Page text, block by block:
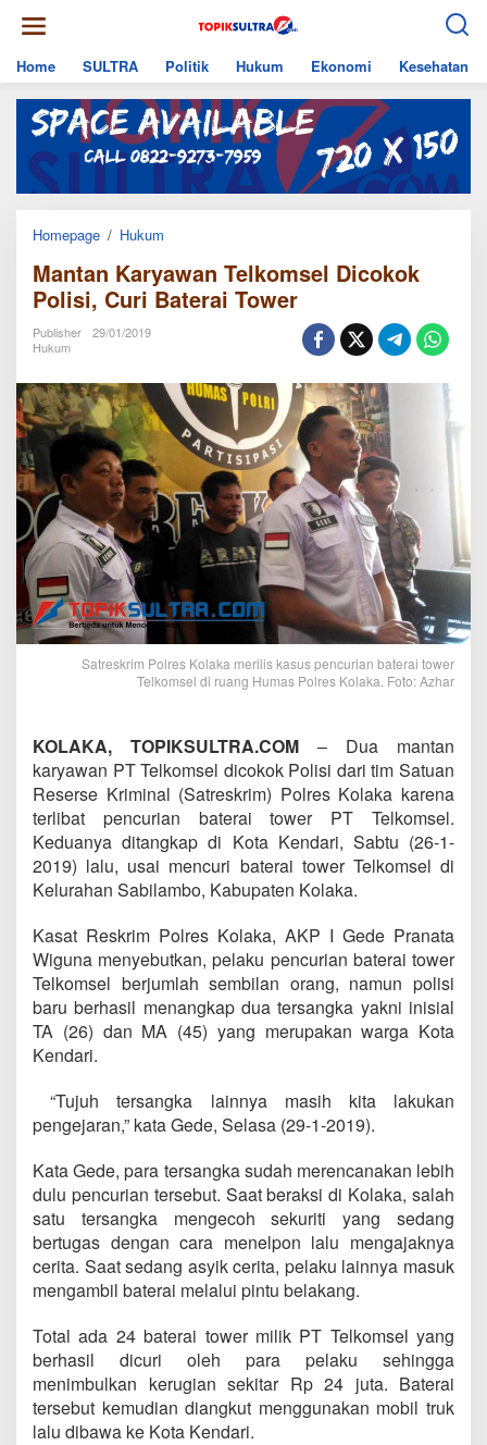
content
Home
SULTRA Politik Hukum Ekonomi Kesehatan
Homepage / Hukum
Telkomsel
Dicokok
Polisi,
Mantan Karyawan Telkomsel Dicokok
Polisi, Curi Baterai Tower
Publisher
29/01/2019
Hukum
Satreskrim Polres Kolaka merilis kasus pencurian baterai tower
Telkomsel di ruang Humas Polres Kolaka. Foto: Azhar
KOLAKA, TOPIKSULTRA.COM – Dua mantan
karyawan PT Telkomsel dicokok Polisi dari tim Satuan
Reserse Kriminal (Satreskrim) Polres Kolaka karena
terlibat pencurian baterai tower PT Telkomsel.
Keduanya ditangkap di Kota Kendari, Sabtu (26-1-
2019) lalu, usai mencuri baterai tower Telkomsel di
Kelurahan Sabilambo, Kabupaten Kolaka.
Kasat Reskrim Polres Kolaka, AKP I Gede Pranata
Wiguna menyebutkan, pelaku pencurian baterai tower
Telkomsel berjumlah sembilan orang, namun polisi
baru berhasil menangkap dua tersangka yakni inisial
TA (26) dan MA (45) yang merupakan warga Kota
Kendari.
“Tujuh tersangka lainnya masih kita lakukan
pengejaran,” kata Gede, Selasa (29-1-2019).
Kata Gede, para tersangka sudah merencanakan lebih
dulu pencurian tersebut. Saat beraksi di Kolaka, salah
satu tersangka mengecoh sekuriti yang sedang
bertugas dengan cara menelpon lalu mengajaknya
cerita. Saat sedang asyik cerita, pelaku lainnya masuk
mengambil baterai melalui pintu belakang.
Total ada 24 baterai tower milik PT Telkomsel yang
berhasil dicuri oleh para pelaku sehingga
menimbulkan kerugian sekitar Rp 24 juta. Baterai
tersebut kemudian diangkut menggunakan mobil truk
lalu dibawa ke Kota Kendari.